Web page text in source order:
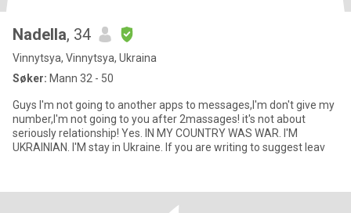
Nadella, 34
Vinnytsya, Vinnytsya, Ukraina
Søker: Mann 32 - 50
Guys I'm not going to another apps to messages,I'm don't give my
number,I'm not going to you after 2massages! it's not about
seriously relationship! Yes. IN MY COUNTRY WAS WAR. I'M
UKRAINIAN. I'M stay in Ukraine. If you are writing to suggest leav